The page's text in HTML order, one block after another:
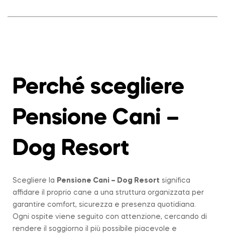
Perché scegliere
Pensione Cani –
Dog Resort
Scegliere la Pensione Cani – Dog Resort significa
affidare il proprio cane a una struttura organizzata per
garantire comfort, sicurezza e presenza quotidiana.
Ogni ospite viene seguito con attenzione, cercando di
rendere il soggiorno il più possibile piacevole e